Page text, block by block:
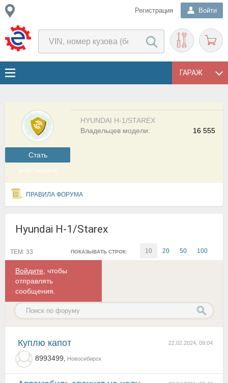
Регистрация Войти
ГАРАЖ
Cтать
участником
HYUNDAI H-1/STAREX
16 555
Владельцев модели:
ПРАВИЛА ФОРУМА
Hyundai H-1/Starex
ПОКАЗЫВАТЬ СТРОК: 10 20 50 100
ТЕМ: 33
Войдите , чтобы
отправлять
сообщения.
22.02.2024, 09:04
Куплю капот
8993499, Новосибирск